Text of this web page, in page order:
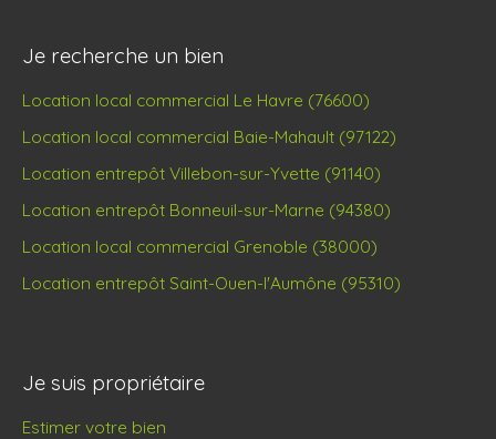
Je recherche un bien
Location local commercial Le Havre (76600)
Location local commercial Baie-Mahault (97122)
Location entrepôt Villebon-sur-Yvette (91140)
Location entrepôt Bonneuil-sur-Marne (94380)
Location local commercial Grenoble (38000)
Location entrepôt Saint-Ouen-l'Aumône (95310)
Je suis propriétaire
Estimer votre bien